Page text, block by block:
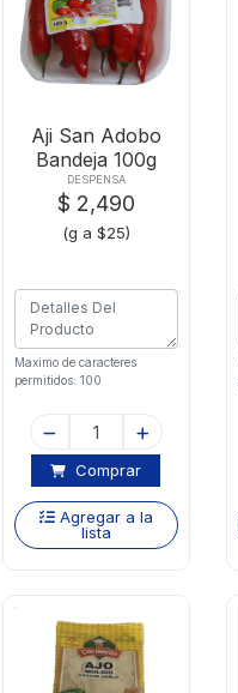
Aji San Adobo
Bandeja 100g
DESPENSA
$ 2,490
(g a $25)
Maximo de caracteres
permitidos: 100
Comprar
Agregar a la
lista